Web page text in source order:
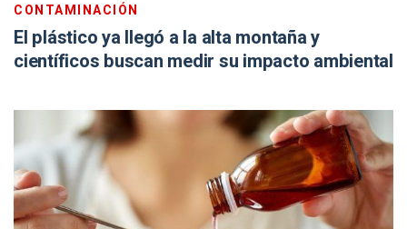
CONTAMINACIÓN
El plástico ya llegó a la alta montaña y
científicos buscan medir su impacto ambiental